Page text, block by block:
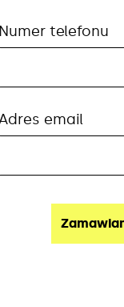
Numer telefonu
email